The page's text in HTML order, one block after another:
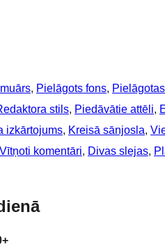
, Pielāgots fons,
stils, Piedāvātie attēli,
izkārtojums, Kreisā sānjosla,
Vītņoti komentāri, Divas slejas,